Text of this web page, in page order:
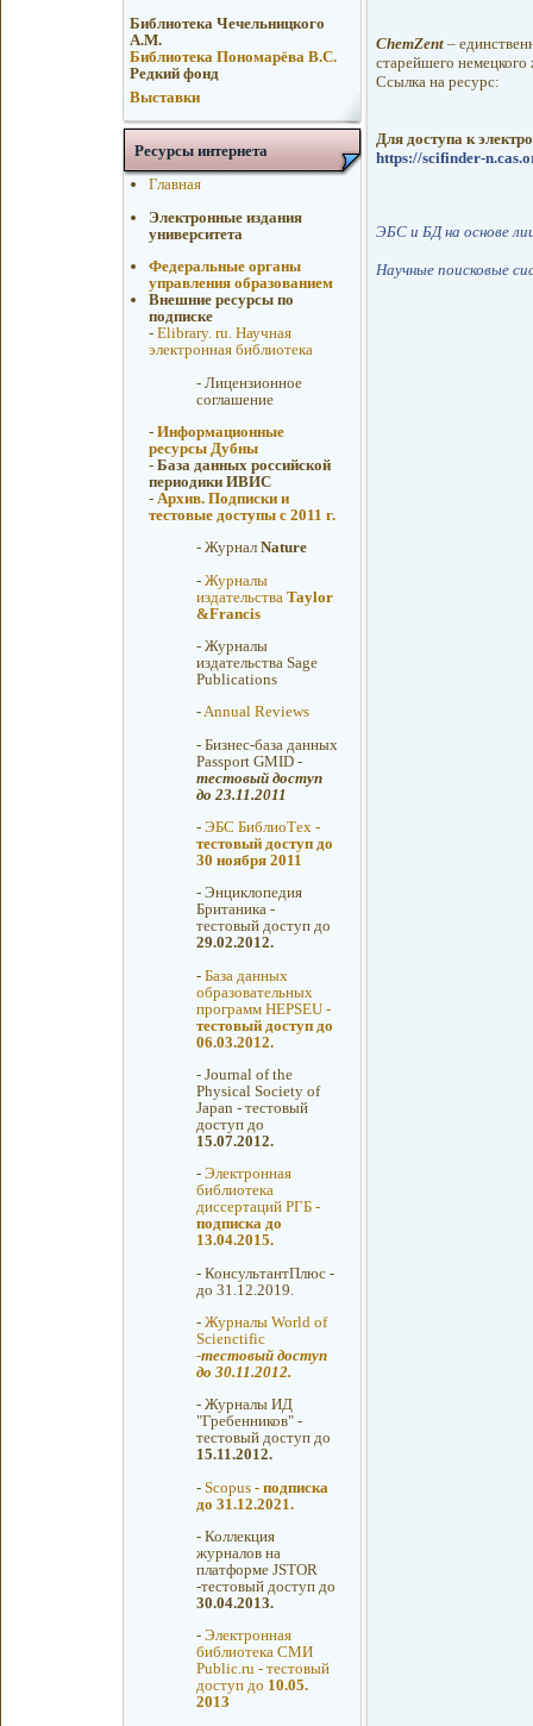
Библиотека Чечельницкого
А.М.
Библиотека Пономарёва В.С.
Редкий фонд
Выставки
Ресурсы интернета
Главная
Электронные издания
университета
Федеральные органы
управления образованием
Внешние ресурсы по
подписке
- Elibrary. ru. Научная
электронная библиотека
- Лицензионное
соглашение
- Информационные
ресурсы Дубны
- База данных российской
периодики ИВИС
- Архив. Подписки и
тестовые доступы с 2011 г.
- Журнал Nature
- Журналы
издательства Taylor
&Francis
- Журналы
издательства Sage
Publications
-Annual Reviews
- Бизнес-база данных
Passport GMID -
тестовый доступ
до 23.11.2011
- ЭБС БиблиоТех -
тестовый доступ до
30 ноября 2011
- Энциклопедия
Британика -
тестовый доступ до
29.02.2012.
- База данных
образовательных
программ HEPSEU -
тестовый доступ до
06.03.2012.
- Journal of the
Physical Society of
Japan - тестовый
доступ до
15.07.2012.
- Электронная
библиотека
диссертаций РГБ -
подписка до
13.04.2015.
- КонсультантПлюс -
до 31.12.2019.
- Журналы World of
Scienctific
-тестовый доступ
до 30.11.2012.
- Журналы ИД
"Гребенников" -
тестовый доступ до
15.11.2012.
- Scopus - подписка
до 31.12.2021.
- Коллекция
журналов на
платформе JSTOR
-тестовый доступ до
30.04.2013.
- Электронная
библиотека СМИ
Public.ru - тестовый
доступ до 10.05.
2013
ChemZent–
старейшего
Ссылка на ресурс:
Для доступа к
https://scifinder-
ЭБС и БД на основе
Научные поисковые